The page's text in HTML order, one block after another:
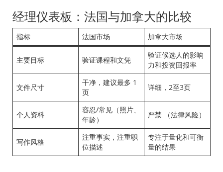
经理仪表板：法国与加拿大的比较
指标 法国市场 加拿大市场
主要目标 验证课程和文凭
验证候选人的影响
力和投资回报率
文件尺寸
干净，建议最多 1
页
详细，2至3页
个人资料
容忍/常见（照片、
年龄）
严禁 （法律风险）
写作风格
注重事实，注重职
位描述
专注于量化和可衡
量的结果